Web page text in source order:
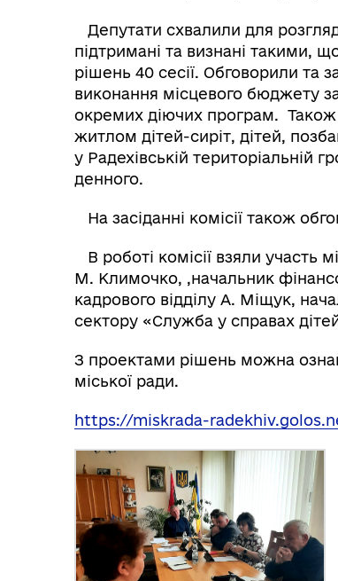
Депутати схвалили для
підтримані та визнані такими,
рішень 40 сесії. Обговорили та
виконання місцевого бюджету
окремих діючих програм.
житлом дітей-сиріт, дітей,
у Радехівській територіальній
денного.
На засіданні комісії також
В роботі комісії взяли участь
М. Климочко, ,начальник
кадрового відділу А. Міщук,
сектору «Служба у справах
З проектами рішень можна
міської ради.
https://miskrada-